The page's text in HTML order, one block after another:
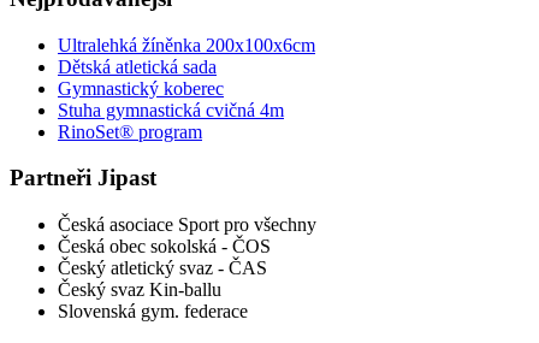
Ultralehká žíněnka 200x100x6cm
Dětská atletická sada
Gymnastický koberec
Stuha gymnastická cvičná 4m
RinoSet® program
Partneři Jipast
Česká asociace Sport pro všechny
Česká obec sokolská - ČOS
Český atletický svaz - ČAS
Český svaz Kin-ballu
Slovenská gym. federace